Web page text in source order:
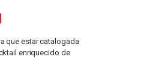
que estar catalogada
enriquecido de